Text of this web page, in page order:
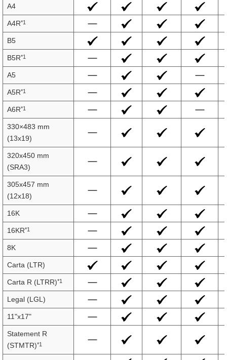
A4
A4R*1
B5
B5R*1
A5
A5R*1
A6R*1
330×483 mm
(13x19)
320x450 mm
(SRA3)
305x457 mm
(12x18)
16K
16KR*1
8K
Carta (LTR)
Carta R (LTRR)*1
Legal (LGL)
11"x17"
Statement R
(STMTR)*1